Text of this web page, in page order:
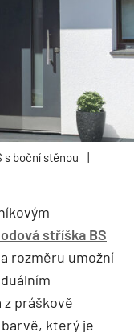
s boční stěnou
|
stříška BS
rozměru umožní
z práškově
který je